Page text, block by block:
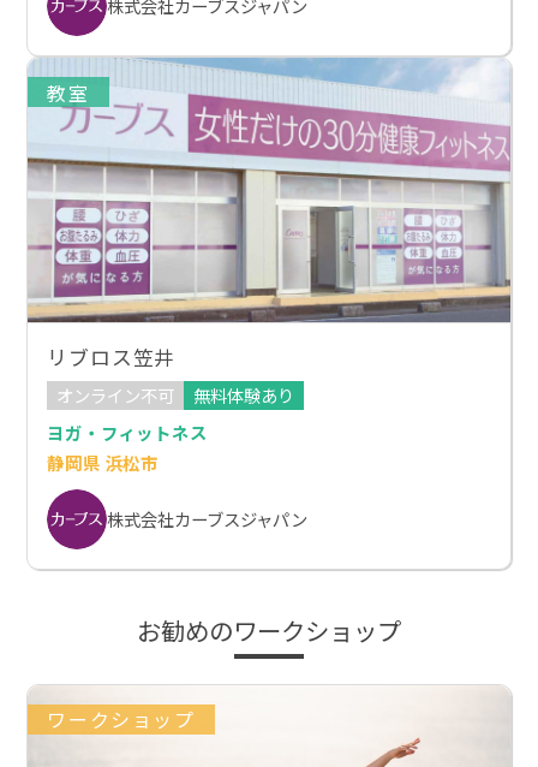
株式会社カーブスジャパン
教室
リブロス笠井
オンライン不可
無料体験あり
ヨガ・フィットネス
静岡県 浜松市
株式会社カーブスジャパン
お勧めのワークショップ
ワークショップ